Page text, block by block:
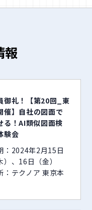
報
御礼！【第20回_東
催】自社の図面で
る！AI類似図面検
験会
：2024年2月15日
）、16日（金）
：テクノア 東京本